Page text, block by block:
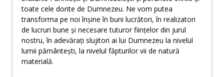
toate cele dorite de Dumnezeu. Ne vom putea
transforma pe noi înșine în buni lucrători, în realizatori
de lucruri bune și necesare tuturor ființelor din jurul
nostru, în adevărați slujitori ai lui Dumnezeu la nivelul
lumii pământești, la nivelul făpturilor vii de natură
materială.